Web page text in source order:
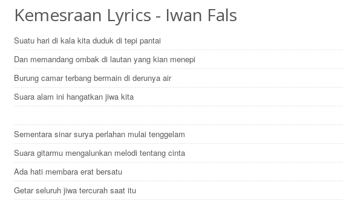
Kemesraan Lyrics - Iwan Fals
Suatu hari di kala kita duduk di tepi pantai
Dan memandang ombak di lautan yang kian menepi
Burung camar terbang bermain di derunya air
Suara alam ini hangatkan jiwa kita
Sementara sinar surya perlahan mulai tenggelam
Suara gitarmu mengalunkan melodi tentang cinta
Ada hati membara erat bersatu
Getar seluruh jiwa tercurah saat itu